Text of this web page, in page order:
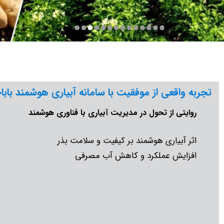
تجربه واقعی از موفقیت با سامانه آبیاری هوشمند
روایتی از تحول در مدیریت آبیاری با فناوری هوشمند
اثر آبیاری هوشمند بر کیفیت و سلامت بذر
افزایش عملکرد و کاهش آب مصرفی